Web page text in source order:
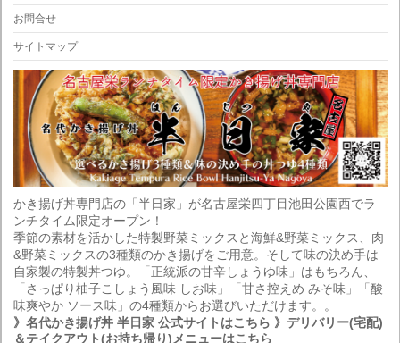
お問合せ
サイトマップ
かき揚げ丼専門店の「半日家」が名古屋栄四丁目池田公園西でラ
ンチタイム限定オープン！
季節の素材を活かした特製野菜ミックスと海鮮&野菜ミックス、肉
&野菜ミックスの3種類のかき揚げをご用意。そして味の決め手は
自家製の特製丼つゆ。「正統派の甘辛しょうゆ味」はもちろん、
「さっぱり柚子こしょう風味 しお味」「甘さ控えめ みそ味」「酸
味爽やか ソース味」の4種類からお選びいただけます。。
》名代かき揚げ丼 半日家 公式サイトはこちら 》デリバリー(宅配)
＆テイクアウト(お持ち帰り)メニューはこちら